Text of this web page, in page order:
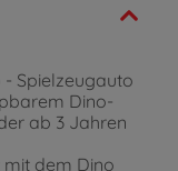
Spielzeugauto
Dino-
ab 3 Jahren
dem Dino